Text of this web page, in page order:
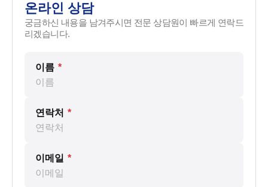
온라인 상담
궁금하신 내용을 남겨주시면 전문 상담원이 빠르게 연락드
리겠습니다.
이름 *
연락처 *
이메일 *